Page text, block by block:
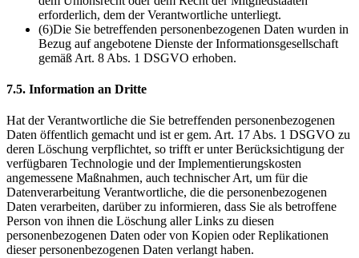
erforderlich, dem der Verantwortliche unterliegt.
(6)Die Sie betreffenden personenbezogenen Daten wurden in
Bezug auf angebotene Dienste der Informationsgesellschaft
gemäß Art. 8 Abs. 1 DSGVO erhoben.
7.5. Information an Dritte
Hat der Verantwortliche die Sie betreffenden personenbezogenen
Daten öffentlich gemacht und ist er gem. Art. 17 Abs. 1 DSGVO zu
deren Löschung verpflichtet, so trifft er unter Berücksichtigung der
verfügbaren Technologie und der Implementierungskosten
angemessene Maßnahmen, auch technischer Art, um für die
Datenverarbeitung Verantwortliche, die die personenbezogenen
Daten verarbeiten, darüber zu informieren, dass Sie als betroffene
Person von ihnen die Löschung aller Links zu diesen
personenbezogenen Daten oder von Kopien oder Replikationen
dieser personenbezogenen Daten verlangt haben.